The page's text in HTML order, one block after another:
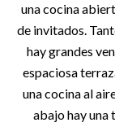
una cocina
de invitados.
hay grandes
espaciosa
una cocina al
abajo hay una